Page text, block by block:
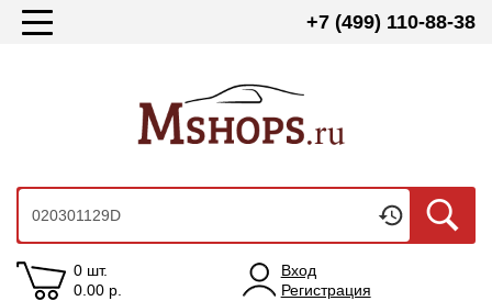
+7 (499) 110-88-38
0 шт.
0.00 р.
Вход
Регистрация